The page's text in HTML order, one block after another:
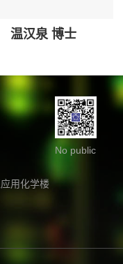
温汉泉 博士
No public
用化学楼